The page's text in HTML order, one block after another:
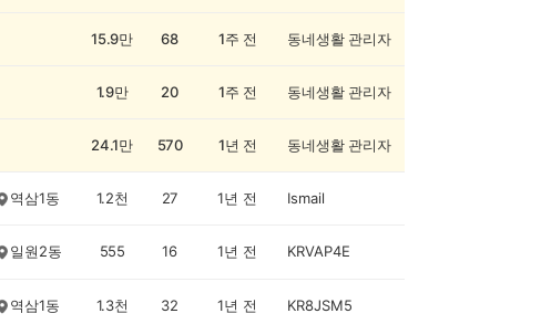
15.9만 68 1주 전 동네생활 관리자
1.9만 20 1주 전 동네생활 관리자
24.1만 570 1년 전 동네생활 관리자
역삼1동 1.2천 27 1년 전 Ismail
일원2동 555 16 1년 전 KRVAP4E
역삼1동 1.3천 32 1년 전 KR8JSM5